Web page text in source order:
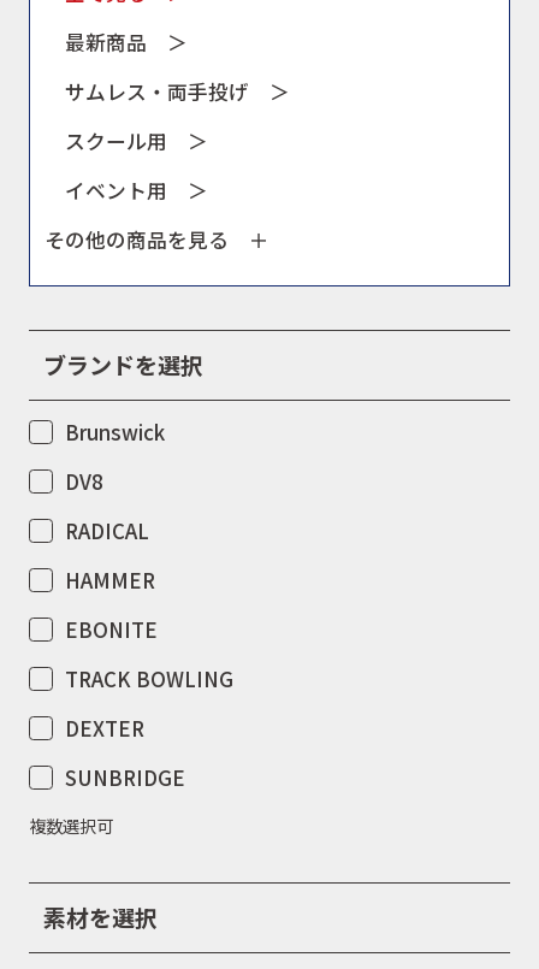
最新商品 ＞
サムレス・両手投げ ＞
スクール用 ＞
イベント用 ＞
その他の商品を見る ＋
ブランドを選択
Brunswick
DV8
RADICAL
HAMMER
EBONITE
TRACK BOWLING
DEXTER
SUNBRIDGE
複数選択可
素材を選択